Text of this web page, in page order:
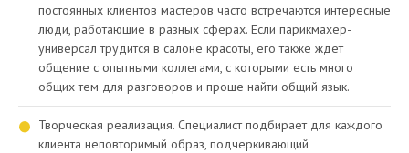
постоянных клиентов мастеров часто встречаются интересные
люди, работающие в разных сферах. Если парикмахер-
универсал трудится в салоне красоты, его также ждет
общение с опытными коллегами, с которыми есть много
общих тем для разговоров и проще найти общий язык.
Творческая реализация. Специалист подбирает для каждого
клиента неповторимый образ, подчеркивающий